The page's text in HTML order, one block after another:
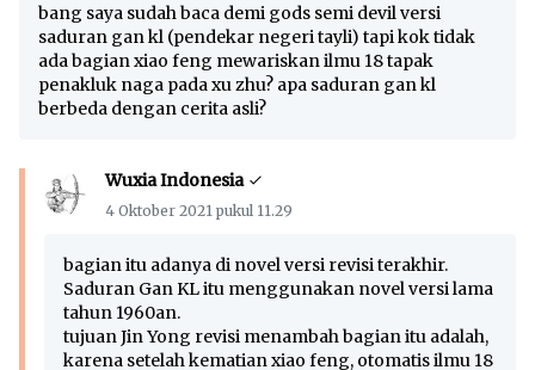
bang saya sudah baca demi gods semi devil versi
saduran gan kl (pendekar negeri tayli) tapi kok tidak
ada bagian xiao feng mewariskan ilmu 18 tapak
penakluk naga pada xu zhu? apa saduran gan kl
berbeda dengan cerita asli?
Wuxia Indonesia
4 Oktober 2021 pukul 11.29
bagian itu adanya di novel versi revisi terakhir.
Saduran Gan KL itu menggunakan novel versi lama
tahun 1960an.
tujuan Jin Yong revisi menambah bagian itu adalah,
karena setelah kematian xiao feng, otomatis ilmu 18